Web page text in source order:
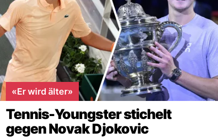
«Er wird älter»
Tennis-Youngster stichelt
gegen Novak Djokovic